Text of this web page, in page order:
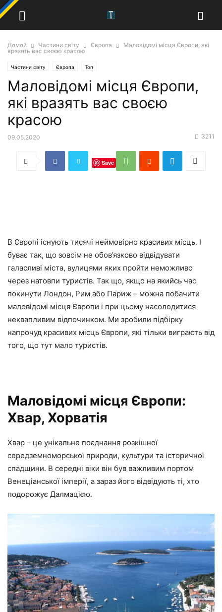
Домой Частини світу Європа
Маловідомі місця Європи, які
вразять вас своєю красою
Частини світу Європа Топ
Маловідомі місця Європи,
які вразять вас своєю
красою
09.05.2020 3211
Save
В Європі існують тисячі неймовірно красивих місць. І
буває так, що зовсім не обов’язково відвідувати
галасливі міста, вулицями яких пройти неможливо
через натовпи туристів. Так що, якщо на якийсь час
покинути Лондон, Рим або Париж – можна побачити
маловідомі місця Європи і при цьому насолодитися
неквапливим відпочинком. Ми зробили підбірку
напрочуд красивих місць Європи, які тільки виграють від
того, що тут мало туристів.
Маловідомі місця Європи:
Хвар, Хорватія
Хвар – це унікальне поєднання розкішної
середземноморської природи, культури та історичної
спадщини. В середні віки він був важливим портом
Венеціанської імперії, а зараз його відвідують ті, хто
подорожує Далмацією.